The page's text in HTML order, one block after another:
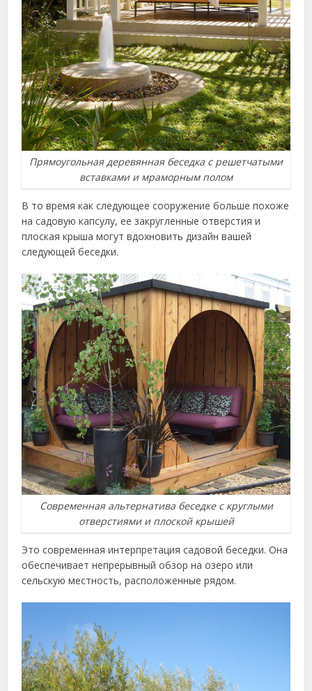
Прямоугольная деревянная беседка с решетчатыми
вставками и мраморным полом
В то время как следующее сооружение больше похоже
на садовую капсулу, ее закругленные отверстия и
плоская крыша могут вдохновить дизайн вашей
следующей беседки.
Современная альтернатива беседке с круглыми
отверстиями и плоской крышей
Это современная интерпретация садовой беседки. Она
обеспечивает непрерывный обзор на озеро или
сельскую местность, расположенные рядом.